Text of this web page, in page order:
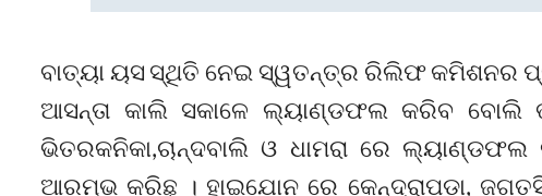
ବାତ୍ୟା ୟସ ସ୍ଥିତି ନେଇ ସ୍ୱତନ୍ତ୍ର ରିଲିଫ କମିଶନର
ଆସନ୍ତା କାଲି ସକାଳେ ଲ୍ୟାଣ୍ଡଫଲ କରିବ ବୋଲି
ଭିତରକନିକା,ଚାନ୍ଦବାଲି ଓ ଧାମରା ରେ
ଆରମ୍ଭ କରିଛୁ । ହାଇଯୋନ ରେ କେନ୍ଦ୍ରାପଡା,